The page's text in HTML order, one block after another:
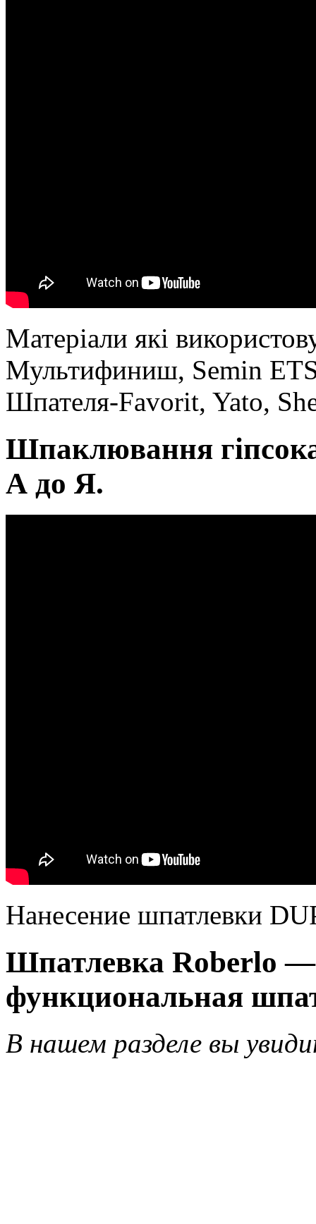
Матеріали які
Мультифиниш, Semin
Шпателя-Favorit, Yato,
Шпаклювання
А до Я.
Нанесение шпатлевки
Шпатлевка Roberlo
функциональная
В нашем разделе вы